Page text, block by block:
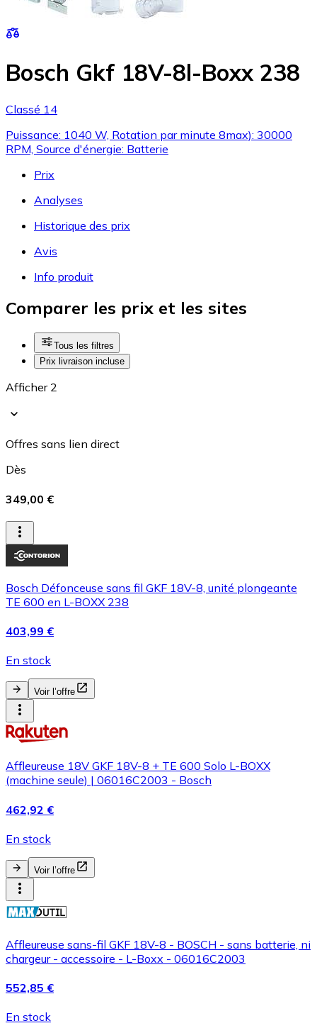
Bosch Gkf 18V-8l-Boxx 238
Classé 14
Puissance: 1040 W, Rotation par minute 8max): 30000
RPM, Source d'énergie: Batterie
Prix
Analyses
Historique des prix
Avis
Info produit
Comparer les prix et les sites
Tous les filtres
Prix livraison incluse
Afficher 2
Offres sans lien direct
Dès
349,00 €
Bosch Défonceuse sans fil GKF 18V-8, unité plongeante
TE 600 en L-BOXX 238
403,99 €
En stock
Voir l’offre
Affleureuse 18V GKF 18V-8 + TE 600 Solo L-BOXX
(machine seule) | 06016C2003 - Bosch
462,92 €
En stock
Voir l’offre
Affleureuse sans-fil GKF 18V-8 - BOSCH - sans batterie, ni
chargeur - accessoire - L-Boxx - 06016C2003
552,85 €
En stock